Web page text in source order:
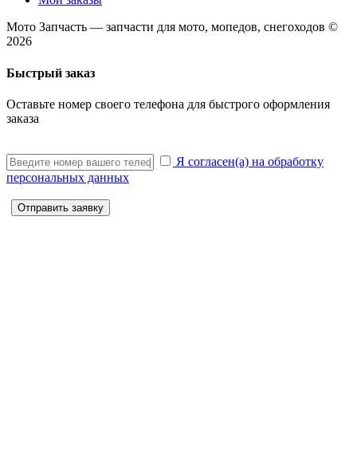
Мото Запчасть — запчасти для мото, мопедов, снегоходов ©
2026
Быстрый заказ
Оставьте номер своего телефона для быстрого оформления
заказа
Я согласен(а) на обработку
персональных данных
Отправить заявку